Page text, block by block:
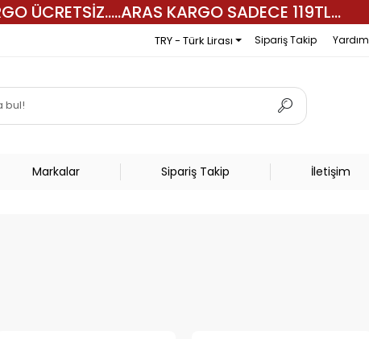
ÜCRETSİZ.....ARAS KARGO SADECE 119TL...
TRY - Türk Lirası Sipariş Takip Yardım
Markalar Sipariş Takip İletişim